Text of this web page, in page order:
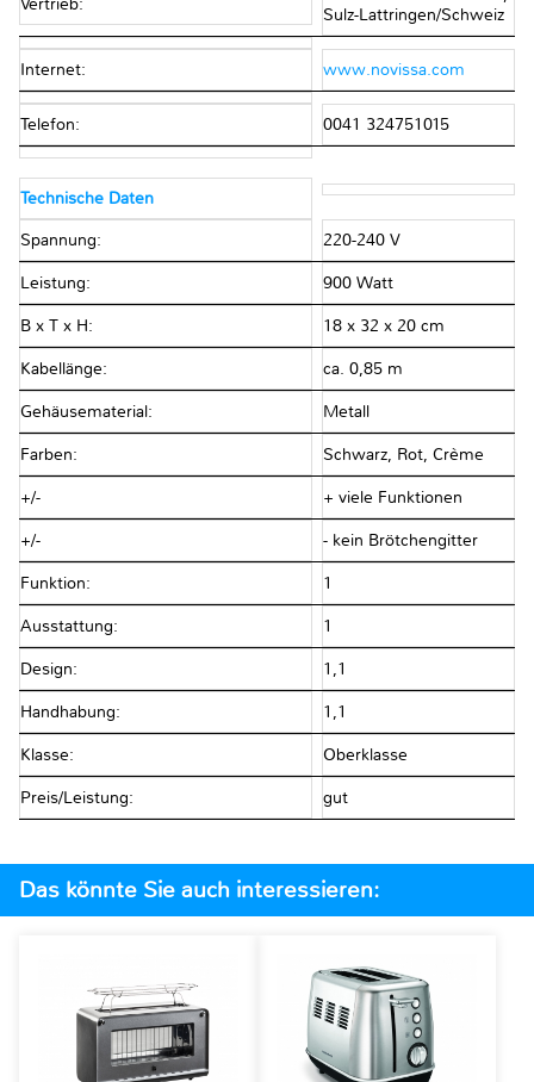
Vertrieb:
Sulz-Lattringen/Schweiz
Internet: www.novissa.com
Telefon: 0041 324751015
Technische Daten
Spannung: 220-240 V
Leistung: 900 Watt
B x T x H: 18 x 32 x 20 cm
Kabellänge: ca. 0,85 m
Gehäusematerial: Metall
Farben: Schwarz, Rot, Crème
+/- + viele Funktionen
+/- - kein Brötchengitter
Funktion: 1
Ausstattung: 1
Design: 1,1
Handhabung: 1,1
Klasse: Oberklasse
Preis/Leistung: gut
Das könnte Sie auch interessieren: